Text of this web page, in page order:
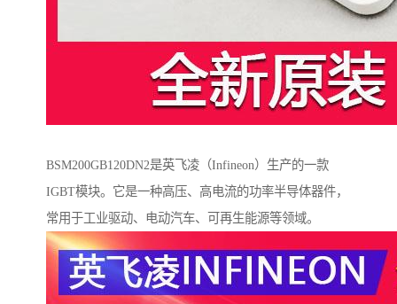
BSM200GB120DN2是英飞凌（Infineon）生产的一款
IGBT模块。它是一种高压、高电流的功率半导体器件，
常用于工业驱动、电动汽车、可再生能源等领域。